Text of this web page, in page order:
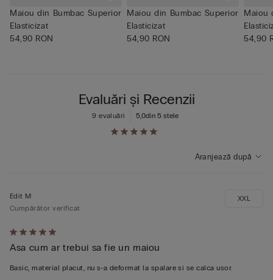
Maiou din Bumbac Superior
Elasticizat
54,90 RON
Maiou din Bumbac Superior
Elasticizat
54,90 RON
Maiou
54,90
Evaluări și Recenzii
5,0din 5 stele
9 evaluări
Aranjează după
Evaluat
5
din
Edit M
Cumpărător verificat
Asa cum ar trebui sa fie un maiou
Basic, material placut, nu s-a deformat la spalare si se calca usor.
XXL